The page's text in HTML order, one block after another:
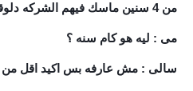
من 4 سنين ماسك فيهم الشركه دلوقتى
مى : ليه هو كام سنه ؟
سالى : مش عارفه بس اكيد اقل من 30 يعنى . لسا صغير